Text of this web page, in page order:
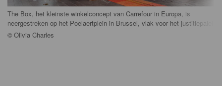
The Box, het kleinste winkelconcept van Carrefour in Europa, is
neergestreken op het Poelaertplein in Brussel, vlak voor het justitiepaleis.
©Olivia Charles